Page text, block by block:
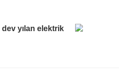
yılan elektrik